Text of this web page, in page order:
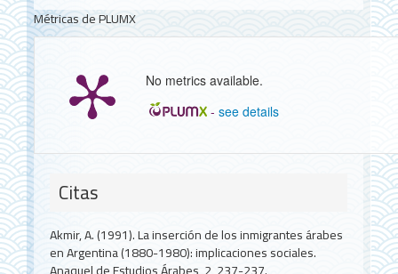
Métricas de PLUMX
No metrics available.
-see details
Detalles
del
artículo
Citas
Akmir, A. (1991). La inserción de los inmigrantes árabes
en Argentina (1880-1980): implicaciones sociales.